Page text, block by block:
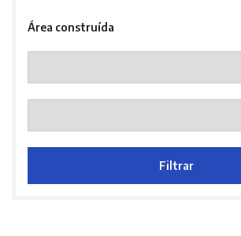
Área construída
Filtrar